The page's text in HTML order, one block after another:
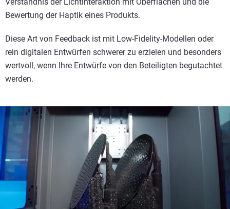
Bewertung der Haptik eines Produkts.
Diese Art von Feedback ist mit Low-Fidelity-Modellen oder
rein digitalen Entwürfen schwerer zu erzielen und besonders
wertvoll, wenn Ihre Entwürfe von den Beteiligten begutachtet
werden.